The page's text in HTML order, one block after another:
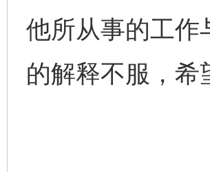
他所从事的工作
的解释不服，希